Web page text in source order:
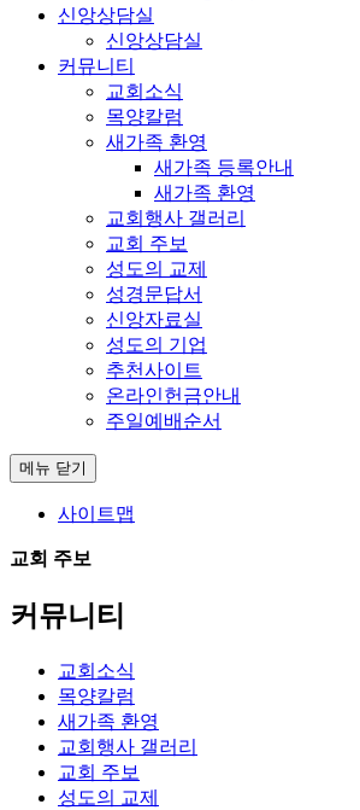
신앙상담실
신앙상담실
커뮤니티
교회소식
목양칼럼
새가족 환영
새가족 등록안내
새가족 환영
교회행사 갤러리
교회 주보
성도의 교제
성경문답서
신앙자료실
성도의 기업
추천사이트
온라인헌금안내
주일예배순서
메뉴 닫기
사이트맵
교회 주보
커뮤니티
교회소식
목양칼럼
새가족 환영
교회행사 갤러리
교회 주보
성도의 교제